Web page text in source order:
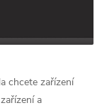
chcete zařízení
a